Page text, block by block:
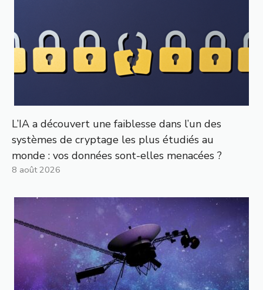
L’IA a découvert une faiblesse dans l’un des
systèmes de cryptage les plus étudiés au
monde : vos données sont-elles menacées ?
8 août 2026